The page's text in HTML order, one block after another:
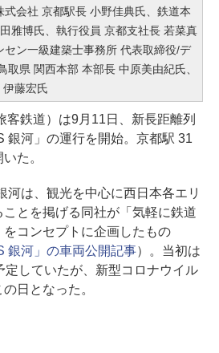
会社 京都駅長 小野佳典氏、鉄道本
雅博氏、執行役員 京都支社長 若菜真
ン一級建築士事務所 代表取締役/デ
取県 関西本部 本部長 中原美由紀氏、
藤宏氏
鉄道）は9月11日、新長距離列
銀河」の運行を開始。京都駅 31
た。
は、観光を中心に西日本各エリ
とを掲げる同社が「気軽に鉄道
コンセプトに企画したもの
銀河」の車両公開記事）。当初は
定していたが、新型コロナウイル
日となった。